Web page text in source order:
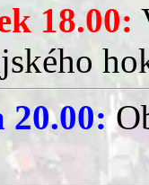
18.00:
20.00: